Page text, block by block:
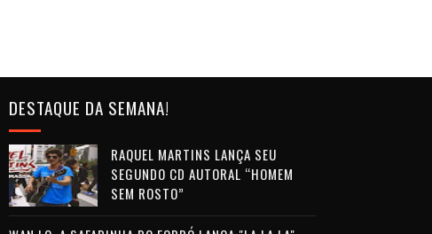
DESTAQUE DA SEMANA!
RAQUEL MARTINS LANÇA SEU
SEGUNDO CD AUTORAL “HOMEM
SEM ROSTO”